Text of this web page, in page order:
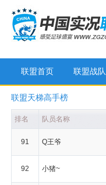
实况足球联盟
联盟首页 联盟战队
联盟天梯高手榜
排名 队员名称
91 Q王爷
92 小猪~